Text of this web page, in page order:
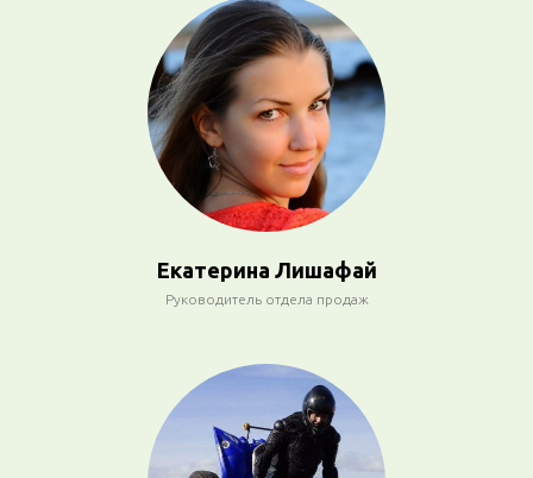
Екатерина Лишафай
Руководитель отдела продаж